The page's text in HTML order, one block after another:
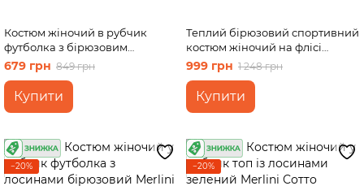
Костюм жіночий в рубчик
футболка з бірюзовим
велосипедками Merlini Віваро
100000485, розмір XS-M (40-
44)
679 грн 849 грн
Купити
Теплий бірюзовий спортивний
костюм жіночий на флісі
двійка: худі, спортивні штани
Лекко 100000176, розмір 42-44
999 грн 1 248 грн
Купити
−20% −20%